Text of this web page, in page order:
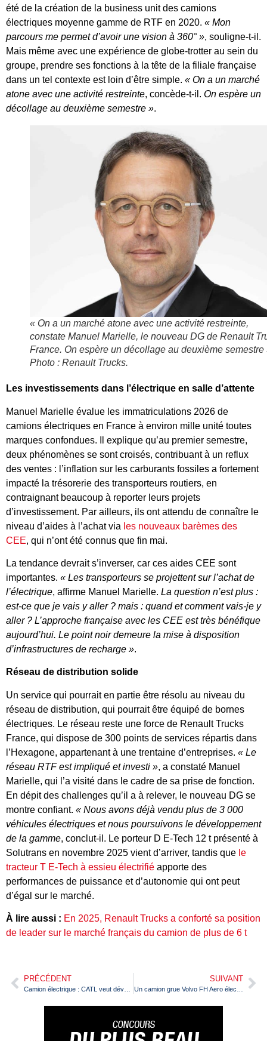
été de la création de la business unit des camions
électriques moyenne gamme de RTF en 2020. « Mon
parcours me permet d’avoir une vision à 360° », souligne-t-il.
Mais même avec une expérience de globe-trotter au sein du
groupe, prendre ses fonctions à la tête de la filiale française
dans un tel contexte est loin d’être simple. « On a un marché
atone avec une activité restreinte, concède-t-il. On espère un
décollage au deuxième semestre ».
« On a un marché atone avec une activité restreinte,
constate Manuel Marielle, le nouveau DG de Renault
France. On espère un décollage au deuxième semestre
Photo : Renault Trucks.
Les investissements dans l’électrique en salle d’attente
Manuel Marielle évalue les immatriculations 2026 de
camions électriques en France à environ mille unité toutes
marques confondues. Il explique qu’au premier semestre,
deux phénomènes se sont croisés, contribuant à un reflux
des ventes : l’inflation sur les carburants fossiles a fortement
impacté la trésorerie des transporteurs routiers, en
contraignant beaucoup à reporter leurs projets
d’investissement. Par ailleurs, ils ont attendu de connaître le
niveau d’aides à l’achat via les nouveaux barèmes des
CEE, qui n’ont été connus que fin mai.
La tendance devrait s’inverser, car ces aides CEE sont
importantes. « Les transporteurs se projettent sur l’achat de
l’électrique, affirme Manuel Marielle. La question n’est plus :
est-ce que je vais y aller ? mais : quand et comment vais-je y
aller ? L’approche française avec les CEE est très bénéfique
aujourd’hui. Le point noir demeure la mise à disposition
d’infrastructures de recharge ».
Réseau de distribution solide
Un service qui pourrait en partie être résolu au niveau du
réseau de distribution, qui pourrait être équipé de bornes
électriques. Le réseau reste une force de Renault Trucks
France, qui dispose de 300 points de services répartis dans
l’Hexagone, appartenant à une trentaine d’entreprises. « Le
réseau RTF est impliqué et investi », a constaté Manuel
Marielle, qui l’a visité dans le cadre de sa prise de fonction.
En dépit des challenges qu’il a à relever, le nouveau DG se
montre confiant. « Nous avons déjà vendu plus de 3 000
véhicules électriques et nous poursuivons le développement
de la gamme, conclut-il. Le porteur D E-Tech 12 t présenté à
Solutrans en novembre 2025 vient d’arriver, tandis que le
tracteur T E-Tech à essieu électrifié apporte des
performances de puissance et d’autonomie qui ont peut
d’égal sur le marché.
À lire aussi : En 2025, Renault Trucks a conforté sa position
de leader sur le marché français du camion de plus de 6 t
PRÉCÉDENT SUIVANT